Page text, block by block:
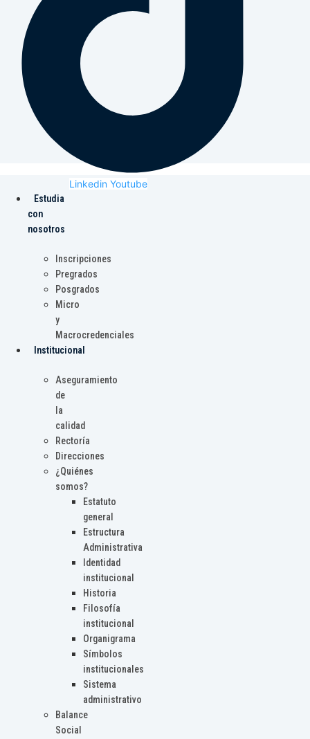
Linkedin Youtube
Estudia
con
nosotros
Inscripciones
Pregrados
Posgrados
Micro
y
Macrocredenciales
Institucional
Aseguramiento
de
la
calidad
Rectoría
Direcciones
¿Quiénes
somos?
Estatuto
general
Estructura
Administrativa
Identidad
institucional
Historia
Filosofía
institucional
Organigrama
Símbolos
institucionales
Sistema
administrativo
Balance
Social